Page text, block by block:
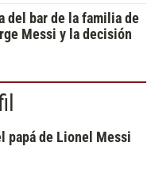
del bar de la familia de
Messi y la decisión
papá de Lionel Messi